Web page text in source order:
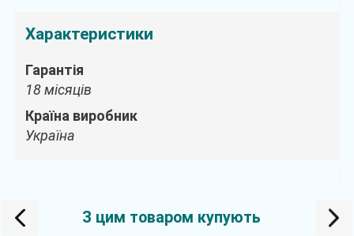
Характеристики
Гарантія
18 місяців
Країна виробник
Україна
З цим товаром купують